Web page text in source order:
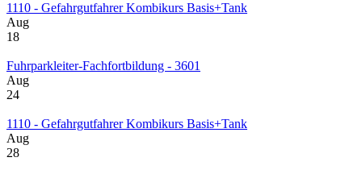
1110 - Gefahrgutfahrer Kombikurs Basis+Tank
Aug
18
Fuhrparkleiter-Fachfortbildung - 3601
Aug
24
1110 - Gefahrgutfahrer Kombikurs Basis+Tank
Aug
28